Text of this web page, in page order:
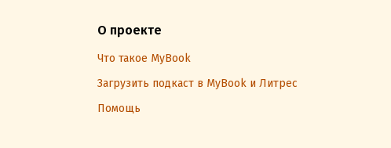
О проекте
Что такое MyBook
Загрузить подкаст в MyBook и Литрес
Помощь